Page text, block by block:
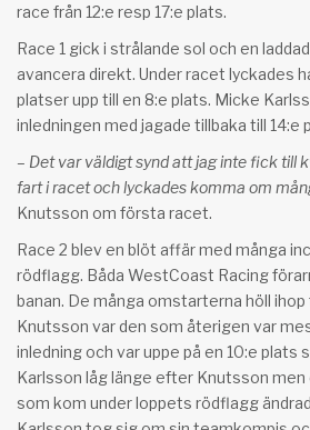
race från 12:e resp 17:e plats.
Race 1 gick i strålande sol och en
avancera direkt. Under racet lyckades
platser upp till en 8:e plats. Micke
inledningen med jagade tillbaka till 14:e
– Det var väldigt synd att jag inte fick till
fart i racet och lyckades komma om
Knutsson om första racet.
Race 2 blev en blöt affär med många
rödflagg. Båda WestCoast Racing
banan. De många omstarterna höll
Knutsson var den som återigen var
inledning och var uppe på en 10:e plats
Karlsson låg länge efter Knutsson
som kom under loppets rödflagg